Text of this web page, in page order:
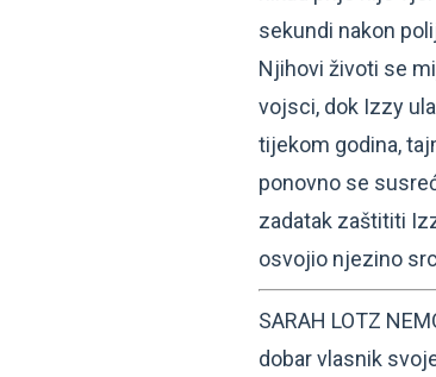
sekundi nakon
Njihovi životi se
vojsci, dok Izzy
tijekom godina,
ponovno se
zadatak zaštititi
osvojio njezino
SARAH LOTZ
dobar vlasnik